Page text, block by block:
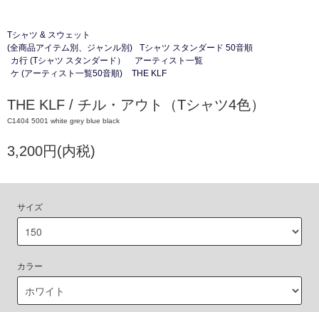
Tシャツ & スウェット
(全商品アイテム別、ジャンル別)
Tシャツ スタンダード 50音順
カ行 (Tシャツ スタンダード）
アーティスト一覧
ケ (アーティスト一覧50音順)
THE KLF
THE KLF / チル・アウト（Tシャツ4色）
C1404 5001 white grey blue black
3,200円(内税)
サイズ
カラー